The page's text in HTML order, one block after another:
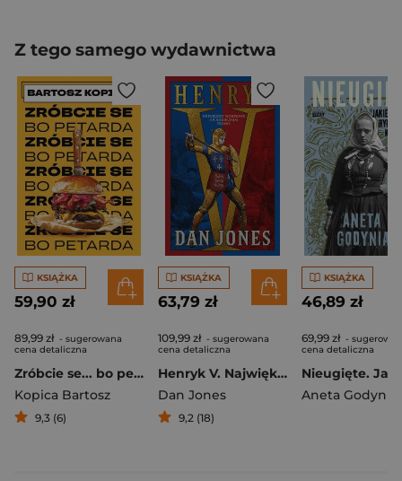
Z tego samego wydawnictwa
KSIĄŻKA
59,90 zł
89,99 zł - sugerowana
cena detaliczna
Zróbcie se... bo petarda
Kopica Bartosz
9,3 (6)
KSIĄŻKA
63,79 zł
109,99 zł - sugerowana
cena detaliczna
Henryk V. Największy wojownik na angielskim tronie
Dan Jones
9,2 (18)
KSIĄŻKA
46,89 zł
69,99 zł -
cena detaliczna
Aneta Godynia